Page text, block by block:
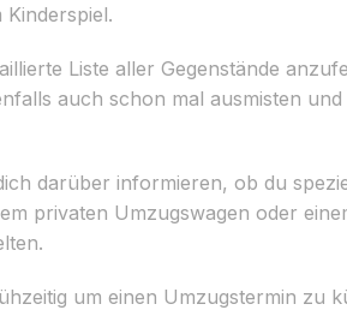
Liste aller Gegenstände
auch schon mal ausmisten
darüber informieren, ob du
privaten Umzugswagen oder
um einen Umzugstermin zu